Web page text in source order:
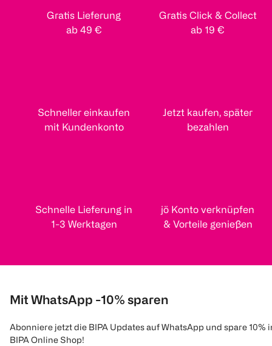
Gratis Lieferung
ab 49 €
Gratis Click & Collect
ab 19 €
Schneller einkaufen
mit Kundenkonto
Jetzt kaufen, später
bezahlen
Schnelle Lieferung in
1-3 Werktagen
jö Konto verknüpfen
& Vorteile genießen
Mit WhatsApp -10% sparen
Abonniere jetzt die BIPA Updates auf WhatsApp und spare 10%
BIPA Online Shop!